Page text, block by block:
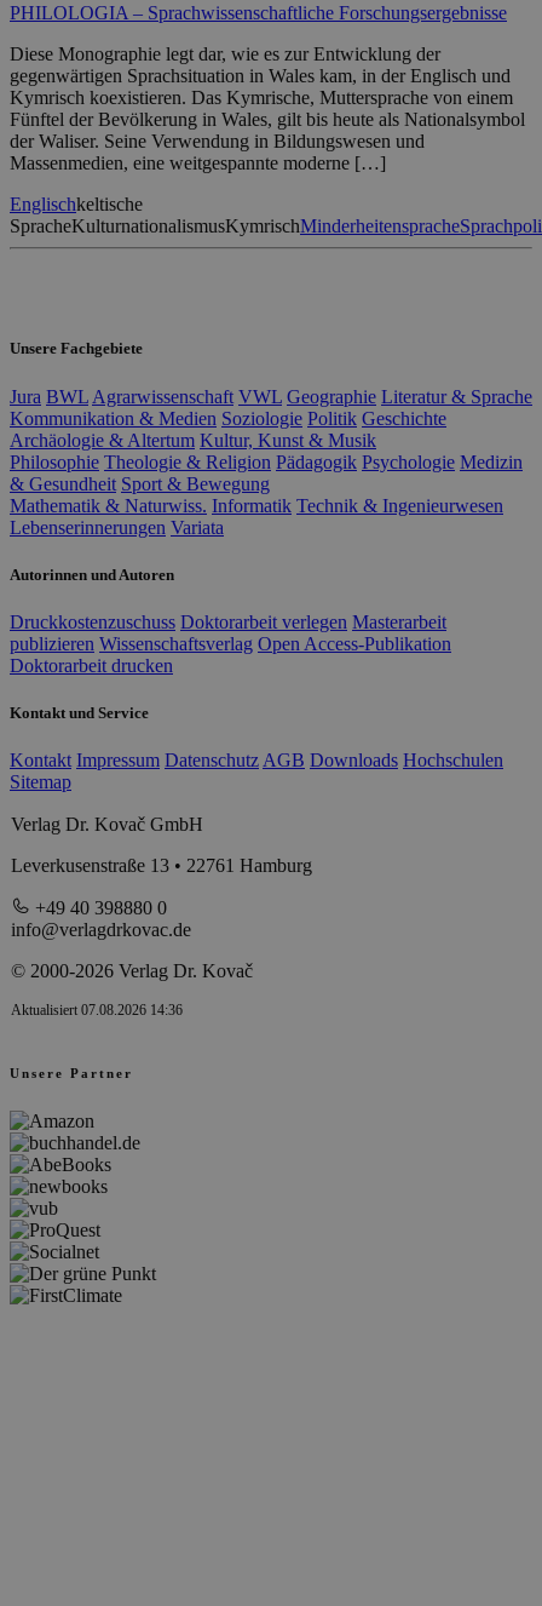
PHILOLOGIA – Sprachwissenschaftliche Forschungsergebnisse
Diese Monographie legt dar, wie es zur Entwicklung der
gegenwärtigen Sprachsituation in Wales kam, in der Englisch und
Kymrisch koexistieren. Das Kymrische, Muttersprache von einem
Fünftel der Bevölkerung in Wales, gilt bis heute als Nationalsymbol
der Waliser. Seine Verwendung in Bildungswesen und
Massenmedien, eine weitgespannte moderne […]
Englischkeltische
SpracheKulturnationalismusKymrischMinderheitensprache
Unsere Fachgebiete
Jura BWL Agrarwissenschaft VWL Geographie Literatur & Sprache
Kommunikation & Medien Soziologie Politik Geschichte
Archäologie & Altertum Kultur, Kunst & Musik
Philosophie Theologie & Religion Pädagogik Psychologie Medizin
& Gesundheit Sport & Bewegung
Mathematik & Naturwiss. Informatik Technik & Ingenieurwesen
Lebenserinnerungen Variata
Autorinnen und Autoren
Druckkostenzuschuss Doktorarbeit verlegen Masterarbeit
publizieren Wissenschaftsverlag Open Access-Publikation
Doktorarbeit drucken
Kontakt und Service
Kontakt Impressum Datenschutz AGB Downloads Hochschulen
Sitemap
Verlag Dr. Kovač GmbH
Leverkusenstraße 13 • 22761 Hamburg
+49 40 398880 0
info@verlagdrkovac.de
© 2000-2026 Verlag Dr. Kovač
Aktualisiert 07.08.2026 14:36
Unsere Partner